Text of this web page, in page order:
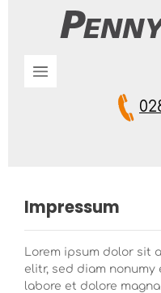
Zum Hauptinhalt
Impressum
Lorem ipsum dolor sit
elitr, sed diam
labore et dolore